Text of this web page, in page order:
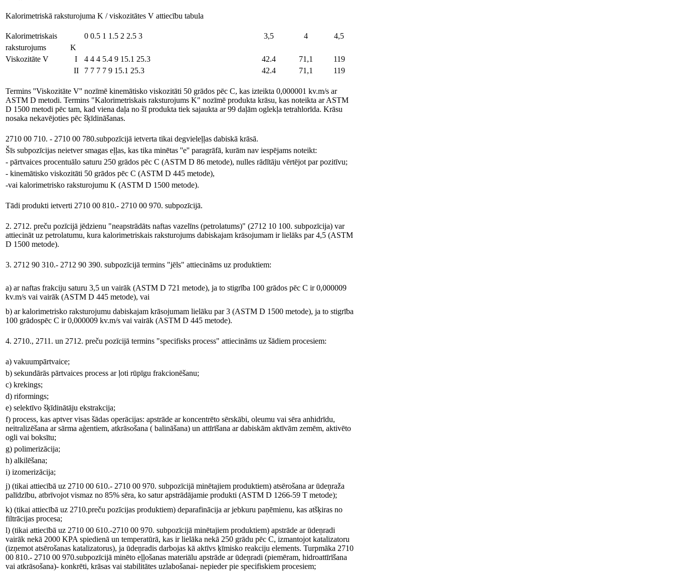
Kalorimetriskā raksturojuma K / viskozitātes V attiecību tabula
Kalorimetriskais 0 0.5 1 1.5 2 2.5 3 3,5 4
4,5
raksturojums
K
Viskozitāte V
I 4 4 4 5.4 9 15.1 25.3 42.4 71,1
119
II
7 7 7 7 9 15.1 25.3 42.4 71,1 119
Termins ''Viskozitāte V'' nozīmē kinemātisko viskozitāti 50 grādos pēc C, kas izteikta 0,000001 kv.m/s ar
ASTM D metodi. Termins "Kalorimetriskais raksturojums K" nozīmē produkta krāsu, kas noteikta ar ASTM
D 1500 metodi pēc tam, kad viena daļa no šī produkta tiek sajaukta ar 99 daļām oglekļa tetrahlorīda. Krāsu
nosaka nekavējoties pēc šķīdināšanas.
2710 00 710. - 2710 00 780.subpozīcijā ietverta tikai degvieleļļas dabiskā krāsā.
Šīs subpozīcijas neietver smagas eļļas, kas tika minētas ''e'' paragrāfā, kurām nav iespējams noteikt:
- pārtvaices procentuālo saturu 250 grādos pēc C (ASTM D 86 metode), nulles rādītāju vērtējot par pozitīvu;
- kinemātisko viskozitāti 50 grādos pēc C (ASTM D 445 metode),
-vai kalorimetrisko raksturojumu K (ASTM D 1500 metode).
Tādi produkti ietverti 2710 00 810.- 2710 00 970. subpozīcijā.
2. 2712. preču pozīcijā jēdzienu "neapstrādāts naftas vazelīns (petrolatums)" (2712 10 100. subpozīcija) var
attiecināt uz petrolatumu, kura kalorimetriskais raksturojums dabiskajam krāsojumam ir lielāks par 4,5 (ASTM
D 1500 metode).
3. 2712 90 310.- 2712 90 390. subpozīcijā termins "jēls" attiecināms uz produktiem:
a) ar naftas frakciju saturu 3,5 un vairāk (ASTM D 721 metode), ja to stigrība 100 grādos pēc C ir 0,000009
kv.m/s vai vairāk (ASTM D 445 metode), vai
b) ar kalorimetrisko raksturojumu dabiskajam krāsojumam lielāku par 3 (ASTM D 1500 metode), ja to stigrība
100 grādospēc C ir 0,000009 kv.m/s vai vairāk (ASTM D 445 metode).
4. 2710., 2711. un 2712. preču pozīcijā termins "specifisks process" attiecināms uz šādiem procesiem:
a) vakuumpārtvaice;
b) sekundārās pārtvaices process ar ļoti rūpīgu frakcionēšanu;
c) krekings;
d) riformings;
e) selektīvo šķīdinātāju ekstrakcija;
f) process, kas aptver visas šādas operācijas: apstrāde ar koncentrēto sērskābi, oleumu vai sēra anhidrīdu,
neitralizēšana ar sārma aģentiem, atkrāsošana ( balināšana) un attīrīšana ar dabiskām aktīvām zemēm, aktivēto
ogli vai boksītu;
g) polimerizācija;
h) alkilēšana;
i) izomerizācija;
j) (tikai attiecībā uz 2710 00 610.- 2710 00 970. subpozīcijā minētajiem produktiem) atsērošana ar ūdeņraža
palīdzību, atbrīvojot vismaz no 85% sēra, ko satur apstrādājamie produkti (ASTM D 1266-59 T metode);
k) (tikai attiecībā uz 2710.preču pozīcijas produktiem) deparafinācija ar jebkuru paņēmienu, kas atšķiras no
filtrācijas procesa;
l) (tikai attiecībā uz 2710 00 610.-2710 00 970. subpozīcijā minētajiem produktiem) apstrāde ar ūdeņradi
vairāk nekā 2000 KPA spiedienā un temperatūrā, kas ir lielāka nekā 250 grādu pēc C, izmantojot katalizatoru
(izņemot atsērošanas katalizatorus), ja ūdeņradis darbojas kā aktīvs ķīmisko reakciju elements. Turpmāka 2710
00 810.- 2710 00 970.subpozīcijā minēto eļļošanas materiālu apstrāde ar ūdeņradi (piemēram, hidroattīrīšana
vai atkrāsošana)- konkrēti, krāsas vai stabilitātes uzlabošanai- nepieder pie specifiskiem procesiem;